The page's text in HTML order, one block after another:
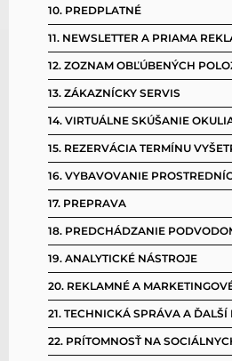
10. PREDPLATNÉ
11. NEWSLETTER A PRIAMA
12. ZOZNAM OBĽÚBENÝCH
13. ZÁKAZNÍCKY SERVIS
14. VIRTUÁLNE SKÚŠANIE
15. REZERVÁCIA TERMÍNU
16. VYBAVOVANIE
17. PREPRAVA
18. PREDCHÁDZANIE
19. ANALYTICKÉ NÁSTROJE
20. REKLAMNÉ A
21. TECHNICKÁ SPRÁVA A
22. PRÍTOMNOSŤ NA